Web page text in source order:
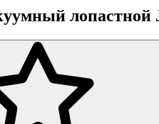
лопастной